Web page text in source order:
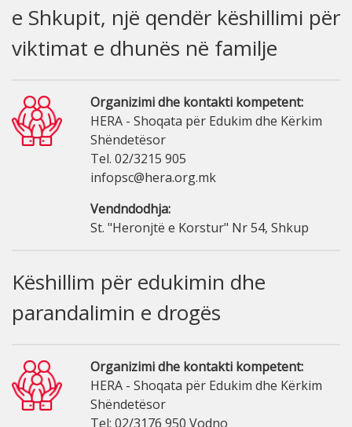
e Shkupit, një qendër këshillimi për
viktimat e dhunës në familje
Organizimi dhe kontakti kompetent:
HERA - Shoqata për Edukim dhe Kërkim
Shëndetësor
Tel. 02/3215 905
infopsc@hera.org.mk
Vendndodhja:
St. "Heronjtë e Korstur" Nr 54, Shkup
Këshillim për edukimin dhe
parandalimin e drogës
Organizimi dhe kontakti kompetent:
HERA - Shoqata për Edukim dhe Kërkim
Shëndetësor
Tel: 02/3176 950 Vodno